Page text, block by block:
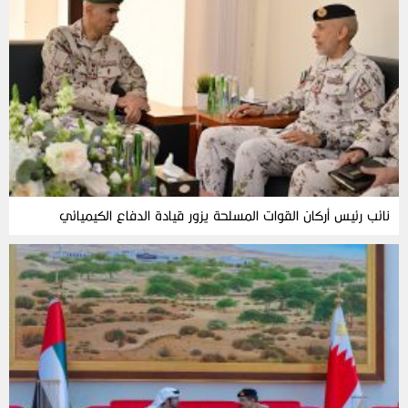
نائب رئيس أركان القوات المسلحة يزور قيادة الدفاع الكيميائي